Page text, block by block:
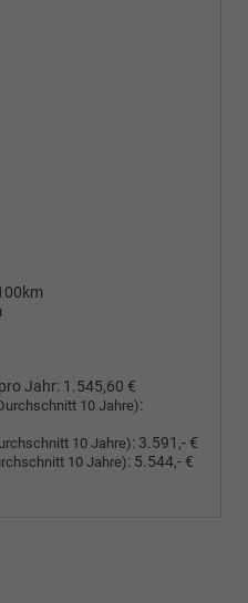
Jahr: 1.545,60 €
10 Jahre):
10 Jahre): 3.591,- €
10 Jahre): 5.544,- €